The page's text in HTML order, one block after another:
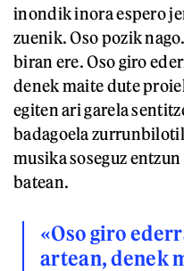
inondik inora espero
zuenik. Oso pozik
biran ere. Oso giro
denek maite dute
egiten ari garela
badagoela
musika soseguz
batean.
«Oso giro
artean, denek